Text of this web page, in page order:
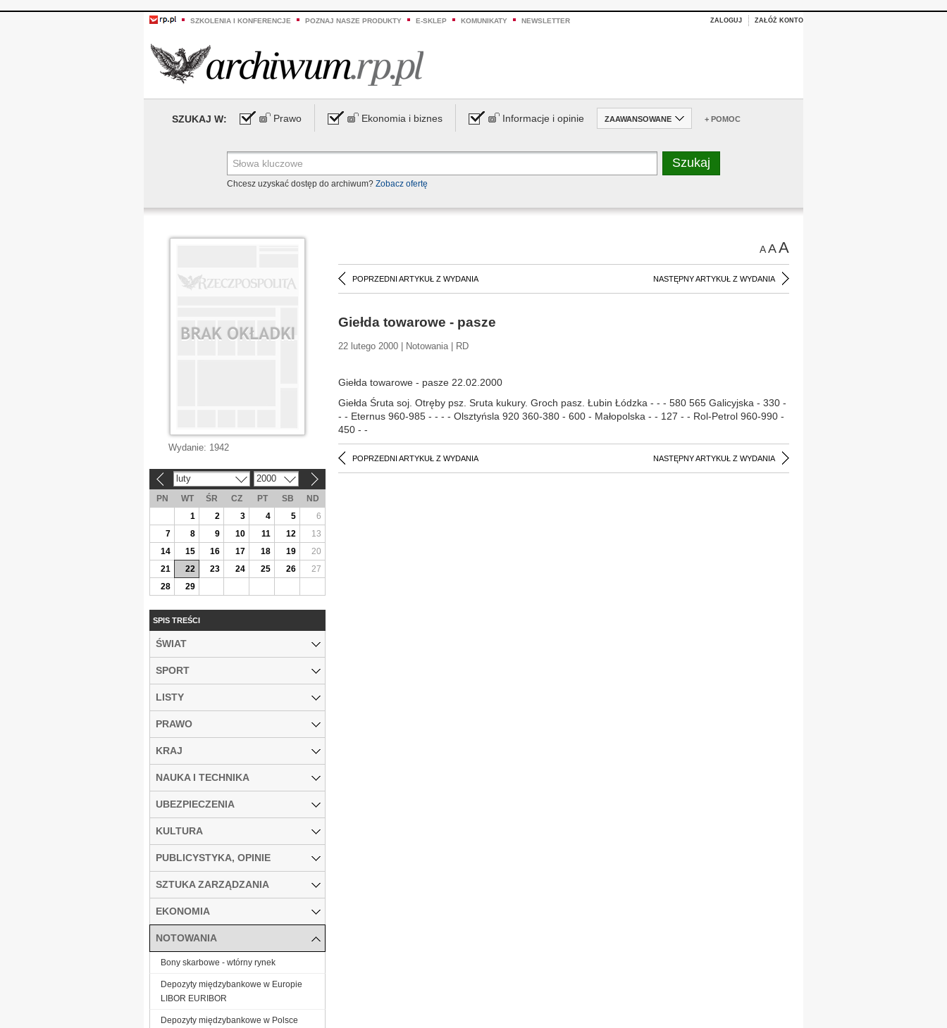
SZKOLENIA I KONFERENCJE POZNAJ NASZE PRODUKTY E-SKLEP KOMUNIKATY NEWSLETTER ZALOGUJ ZAŁÓŻ KONTO
SZUKAJ W: Prawo Ekonomia i biznes Informacje i opinie ZAAWANSOWANE + POMOC
Chcesz uzyskać dostęp do archiwum? Zobacz ofertę
AAA
POPRZEDNI ARTYKUŁ Z WYDANIA NASTĘPNY ARTYKUŁ Z WYDANIA
Giełda towarowe - pasze
22 lutego 2000 | Notowania | RD
Giełda towarowe - pasze 22.02.2000
Giełda Śruta soj. Otręby psz. Sruta kukury. Groch pasz. Łubin Łódzka - - - 580 565 Galicyjska - 330 -
- - Eternus 960-985 - - - - Olsztyńsla 920 360-380 - 600 - Małopolska - - 127 - - Rol-Petrol 960-990 -
450 - -
POPRZEDNI ARTYKUŁ Z WYDANIA NASTĘPNY ARTYKUŁ Z WYDANIA
Wydanie: 1942
luty 2000
PN WT ŚR CZ PT SB
ND
1
2 3 4 5
6
7
8 9 10 11 12
13
14
15 16 17 18 19
20
21
22 23 24 25 26
27
28
29
SPIS TREŚCI
ŚWIAT
SPORT
LISTY
PRAWO
KRAJ
NAUKA I TECHNIKA
UBEZPIECZENIA
KULTURA
PUBLICYSTYKA, OPINIE
SZTUKA ZARZĄDZANIA
EKONOMIA
NOTOWANIA
Bony skarbowe - wtórny rynek
Depozyty międzybankowe w Europie
LIBOR EURIBOR
Depozyty międzybankowe w Polsce